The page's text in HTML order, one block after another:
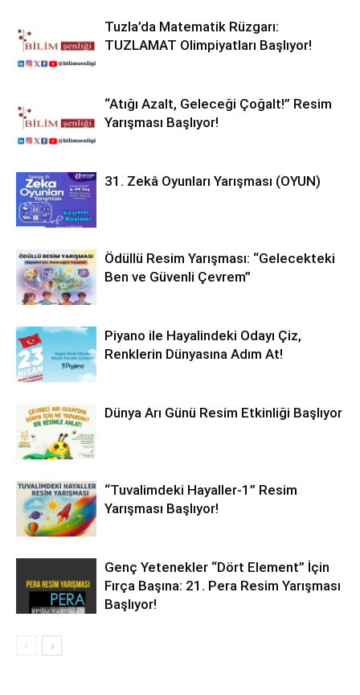
Tuzla’da Matematik Rüzgarı:
TUZLAMAT Olimpiyatları Başlıyor!
“Atığı Azalt, Geleceği Çoğalt!” Resim
Yarışması Başlıyor!
31. Zekâ Oyunları Yarışması (OYUN)
Ödüllü Resim Yarışması: “Gelecekteki
Ben ve Güvenli Çevrem”
Piyano ile Hayalindeki Odayı Çiz,
Renklerin Dünyasına Adım At!
Dünya Arı Günü Resim Etkinliği Başlıyor
“Tuvalimdeki Hayaller-1” Resim
Yarışması Başlıyor!
Genç Yetenekler “Dört Element” İçin
Fırça Başına: 21. Pera Resim Yarışması
Başlıyor!